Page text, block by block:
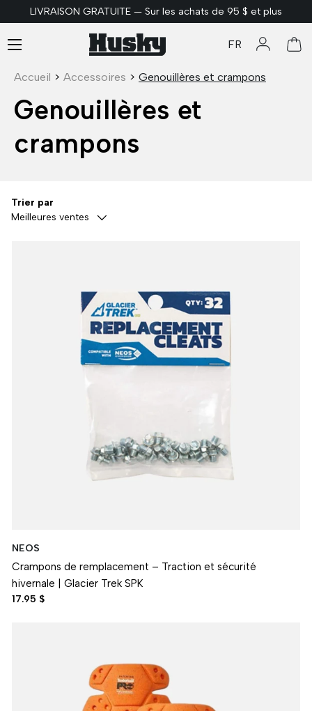
ALLER AU CONTENU
LIVRAISON GRATUITE — Sur les achats de 95 $ et plus
FR Se
Accueil > Accessoires > Genouillères et crampons
Genouillères et
crampons
Trier par
Meilleures ventes
NEOS
Crampons de remplacement – Traction et sécurité
hivernale | Glacier Trek SPK
17.95 $